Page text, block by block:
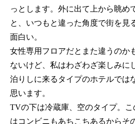
っとします。外に出て上から眺め
と、いつもと違った角度で街を見
面白い。
女性専用フロアだとまた違うのか
ないけど、私はわざわざ楽しみに
泊りしに来るタイプのホテルでは
思います。
TVの下は冷蔵庫、空のタイプ。こ
はコンビニもあちこちあるからそ